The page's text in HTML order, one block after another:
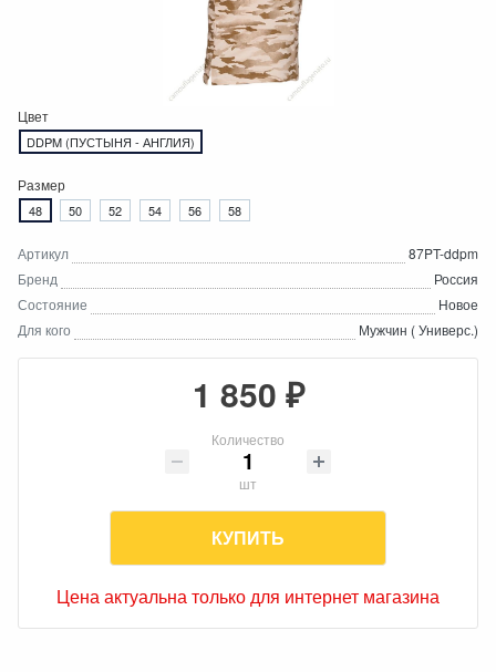
Цвет
DDPM (ПУСТЫНЯ - АНГЛИЯ)
Размер
48 50 52 54 56 58
Артикул
87PT-ddpm
Бренд
Россия
Состояние
Новое
Для кого
Мужчин ( Универс.)
1 850 ₽
Количество
шт
КУПИТЬ
Цена актуальна только для интернет магазина